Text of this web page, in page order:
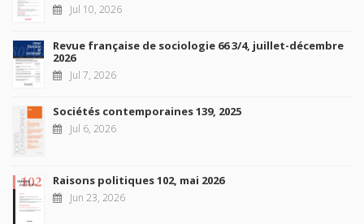
Jul 10, 2026
Revue française de sociologie 66 3/4, juillet-décembre
2026
Jul 7, 2026
Sociétés contemporaines 139, 2025
Jul 6, 2026
Raisons politiques 102, mai 2026
Jun 23, 2026